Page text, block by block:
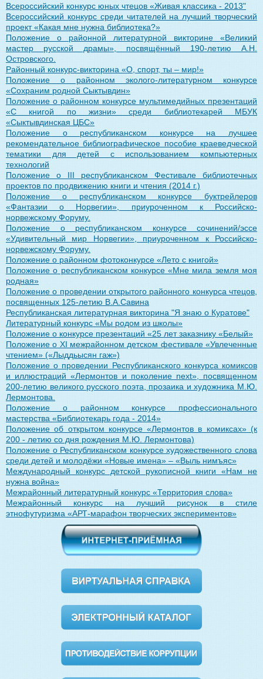
Всероссийский конкурс юных чтецов «Живая классика - 2013"
Всероссийский конкурс среди читателей на лучший творческий
проект «Какая мне нужна библиотека?»
Положение о районной литературной викторине «Великий
мастер русской драмы», посвящённый 190-летию А.Н.
Островского.
Районный конкурс-викторина «О, спорт, ты – мир!»
Положение о районном эколого-литературном конкурсе
«Сохраним родной Сыктывдин»
Положение о районном конкурсе мультимедийных презентаций
«С книгой по жизни» среди библиотекарей МБУК
«Сыктывдинская ЦБС»
Положение о республиканском конкурсе на лучшее
рекомендательное библиографическое пособие краеведческой
тематики для детей с использованием компьютерных
технологий
Положение о III республиканском Фестивале библиотечных
проектов по продвижению книги и чтения (2014 г.)
Положение о республиканском конкурсе буктрейлеров
«Фантазии о Норвегии», приуроченном к Российско-
норвежскому Форуму.
Положение о республиканском конкурсе сочинений/эссе
«Удивительный мир Норвегии», приуроченном к Российско-
норвежскому Форуму.
Положение о районном фотоконкурсе «Лето с книгой»
Положение о республиканском конкурсе «Мне мила земля моя
родная»
Положение о проведении открытого районного конкурса чтецов,
посвященных 125-летию В.А.Савина
Республиканская литературная викторина "Я знаю о Куратове"
Литературный конкурс «Мы родом из школы»
Положение о конкурсе презентаций «25 лет заказнику «Белый»
Положение о XI межрайонном детском фестивале «Увлеченные
чтением» («Лыддьысян гаж»)
Положение о проведении Республиканского конкурса комиксов
и иллюстраций «Лермонтов и поколение next», посвященном
200-летию великого русского поэта, прозаика и художника М.Ю.
Лермонтова.
Положение о районном конкурсе профессионального
мастерства «Библиотекарь года - 2014»
Положение об открытом конкурсе «Лермонтов в комиксах» (к
200 - летию со дня рождения М.Ю. Лермонтова)
Положение о Республиканском конкурсе художественного слова
среди детей и молодёжи «Новые имена» – «Выль нимъяс»
Международный конкурс детской рукописной книги «Нам не
нужна война»
Межрайонный литературный конкурс «Территория слова»
Межрайонный конкурс на лучший рисунок в стиле
этнофутуризма «АРТ-марафон творческих экспериментов»